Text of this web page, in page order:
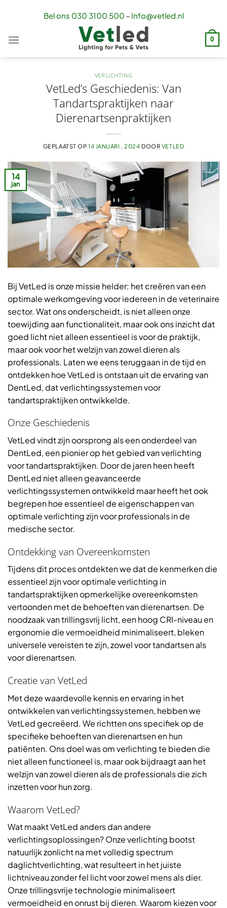
Bel ons 030 3100 500 - Info@vetled.nl
0
VERLICHTING
VetLed’s Geschiedenis: Van
Tandartspraktijken naar
Dierenartsenpraktijken
GEPLAATST OP 14 JANUARI , 2024 DOOR VETLED
14
jan
Bij VetLed is onze missie helder: het creëren van een
optimale werkomgeving voor iedereen in de veterinaire
sector. Wat ons onderscheidt, is niet alleen onze
toewijding aan functionaliteit, maar ook ons inzicht dat
goed licht niet alleen essentieel is voor de praktijk,
maar ook voor het welzijn van zowel dieren als
professionals. Laten we eens teruggaan in de tijd en
ontdekken hoe VetLed is ontstaan uit de ervaring van
DentLed, dat verlichtingssystemen voor
tandartspraktijken ontwikkelde.
Onze Geschiedenis
VetLed vindt zijn oorsprong als een onderdeel van
DentLed, een pionier op het gebied van verlichting
voor tandartspraktijken. Door de jaren heen heeft
DentLed niet alleen geavanceerde
verlichtingssystemen ontwikkeld maar heeft het ook
begrepen hoe essentieel de eigenschappen van
optimale verlichting zijn voor professionals in de
medische sector.
Ontdekking van Overeenkomsten
Tijdens dit proces ontdekten we dat de kenmerken die
essentieel zijn voor optimale verlichting in
tandartspraktijken opmerkelijke overeenkomsten
vertoonden met de behoeften van dierenartsen. De
noodzaak van trillingsvrij licht, een hoog CRI-niveau en
ergonomie die vermoeidheid minimaliseert, bleken
universele vereisten te zijn, zowel voor tandartsen als
voor dierenartsen.
Creatie van VetLed
Met deze waardevolle kennis en ervaring in het
ontwikkelen van verlichtingssystemen, hebben we
VetLed gecreëerd. We richtten ons specifiek op de
specifieke behoeften van dierenartsen en hun
patiënten. Ons doel was om verlichting te bieden die
niet alleen functioneel is, maar ook bijdraagt aan het
welzijn van zowel dieren als de professionals die zich
inzetten voor hun zorg.
Waarom VetLed?
Wat maakt VetLed anders dan andere
verlichtingsoplossingen? Onze verlichting bootst
natuurlijk zonlicht na met volledig spectrum
daglichtverlichting, wat resulteert in het juiste
lichtniveau zonder fel licht voor zowel mens als dier.
Onze trillingsvrije technologie minimaliseert
vermoeidheid en onrust bij dieren. Waarom kiezen voor